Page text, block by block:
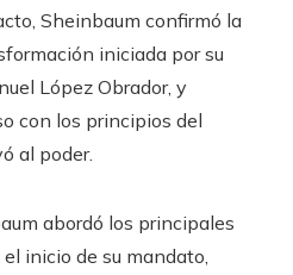
Sheinbaum confirmó la
iniciada por su
López Obrador, y
con los principios del
al poder.
abordó los principales
inicio de su mandato,